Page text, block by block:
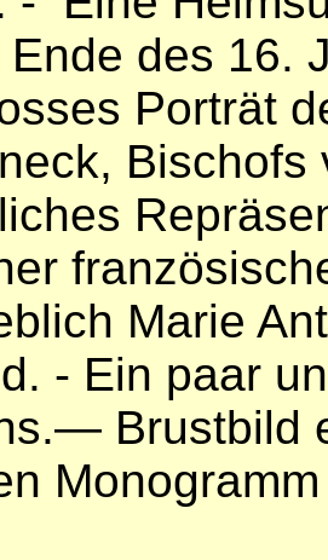
des 16.
Porträt
Marie
- Ein paar
Brustbild